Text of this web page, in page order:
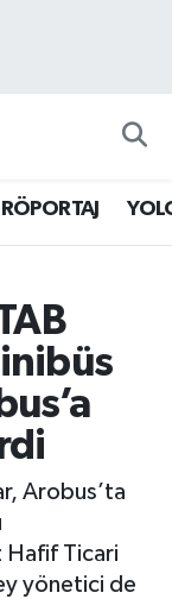
RÖPORTAJ
Arobus’ta
Hafif Ticari
yönetici de